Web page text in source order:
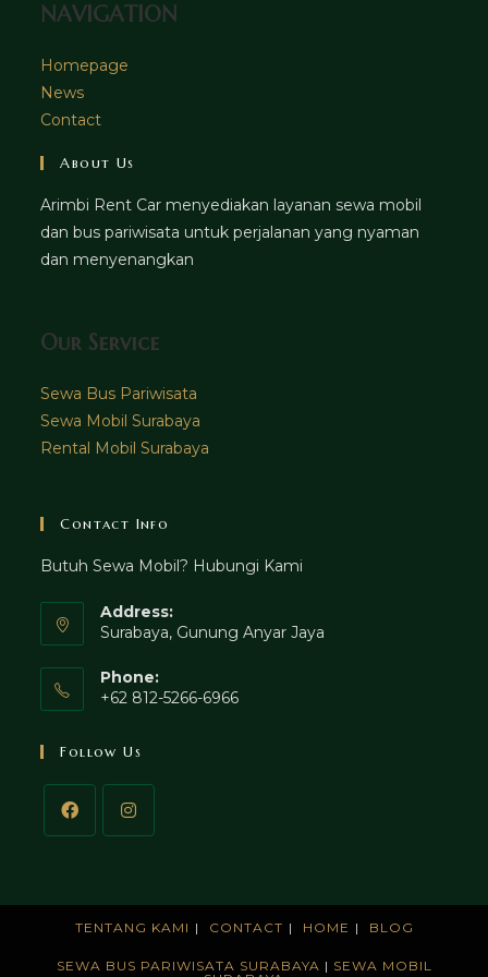
NAVIGATION
Homepage
News
Contact
About Us
Arimbi Rent Car menyediakan layanan sewa mobil
dan bus pariwisata untuk perjalanan yang nyaman
dan menyenangkan
Our Service
Sewa Bus Pariwisata
Sewa Mobil Surabaya
Rental Mobil Surabaya
Contact Info
Butuh Sewa Mobil? Hubungi Kami
Address:
Surabaya, Gunung Anyar Jaya
Phone:
+62 812-5266-6966
Follow Us
TENTANG KAMI CONTACT HOME BLOG
SEWA BUS PARIWISATA SURABAYA | SEWA MOBIL